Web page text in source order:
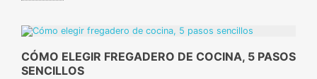
CÓMO ELEGIR FREGADERO DE COCINA, 5 PASOS
SENCILLOS